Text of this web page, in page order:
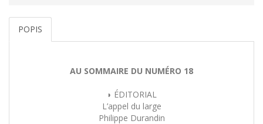
POPIS
AU SOMMAIRE DU NUMÉRO 18
◗ ÉDITORIAL
L’appel du large
Philippe Durandin